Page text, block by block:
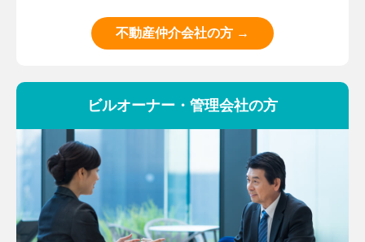
不動産仲介会社の方 →
ビルオーナー・管理会社の方